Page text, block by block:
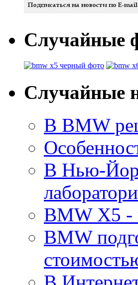
Случайные
Случайные
В BMW
В Нью-
BMW X5 -
BMW